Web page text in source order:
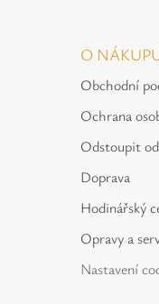
O
Obchodní
Ochrana
Odstoupit
Doprava
Hodinářský
Opravy a
Nastavení